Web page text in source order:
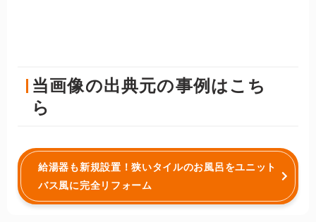
当画像の出典元の事例はこち
ら
給湯器も新規設置！狭いタイルのお風呂をユニット
バス風に完全リフォーム